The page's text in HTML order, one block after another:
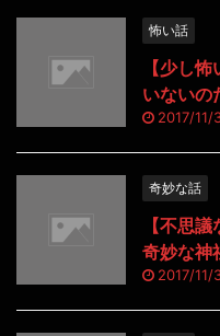
怖い話
【少し
いないの
2017/11/
奇妙な話
【不思
奇妙な神
2017/11/